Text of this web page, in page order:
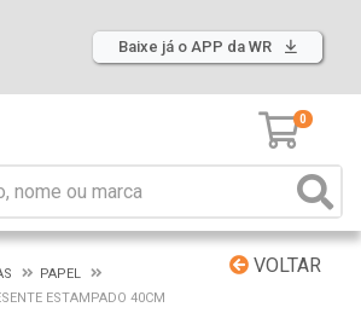
Baixe já o APP da WR
0
VOLTAR
PAPEL
ESTAMPADO 40CM